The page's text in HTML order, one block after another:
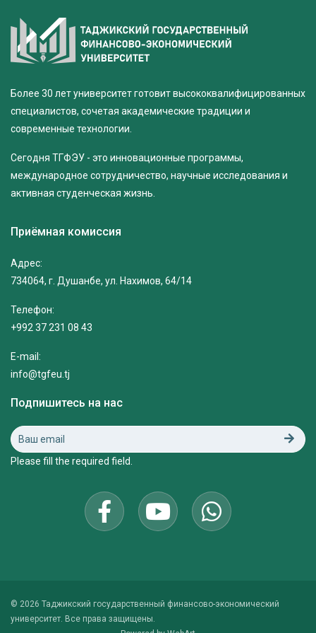
Более 30 лет университет готовит высококвалифицированных
специалистов, сочетая академические традиции и
современные технологии.
Сегодня ТГФЭУ - это инновационные программы,
международное сотрудничество, научные исследования и
активная студенческая жизнь.
Приёмная комиссия
Адрес:
734064, г. Душанбе, ул. Нахимов, 64/14
Телефон:
+992 37 231 08 43
E-mail:
info@tgfeu.tj
Подпишитесь на нас
Please fill the required field.
© 2026 Таджикский государственный финансово-экономический
университет. Все права защищены.